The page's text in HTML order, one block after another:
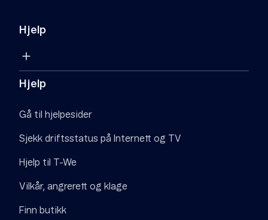
Hjelp
Hjelp
Gå til hjelpesider
Sjekk driftsstatus på Internett og TV
Hjelp til T-We
Vilkår, angrerett og klage
Finn butikk